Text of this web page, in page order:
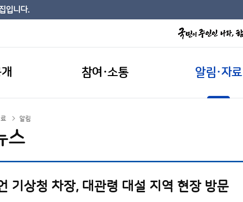
입니다.
참여·소통 알림·자료
알림
스
기상청 차장, 대관령 대설 지역 현장 방문